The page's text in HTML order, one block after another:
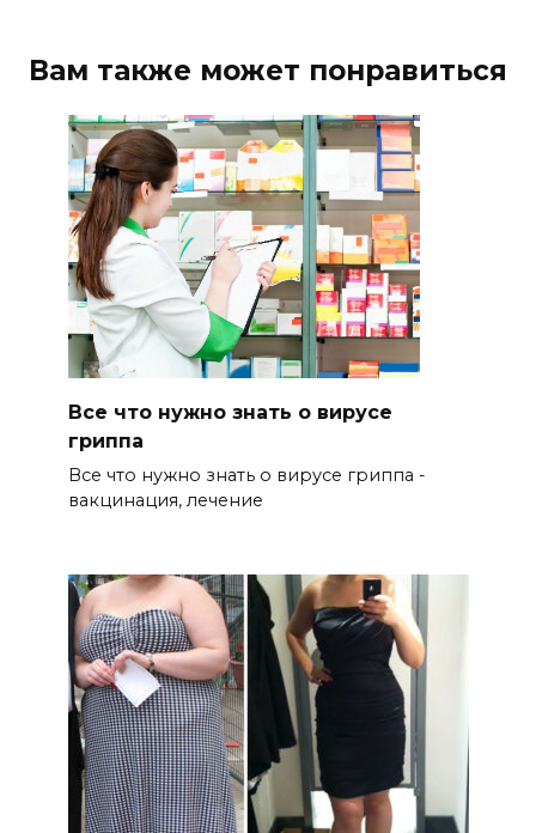
Вам также может понравиться
Все что нужно знать о вирусе
гриппа
Все что нужно знать о вирусе гриппа -
вакцинация, лечение